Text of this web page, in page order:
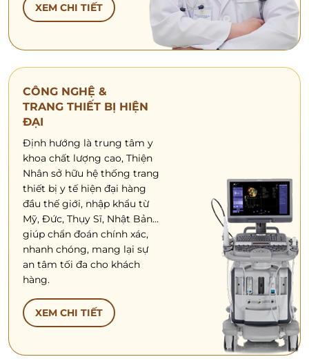
XEM CHI TIẾT
CÔNG NGHỆ &
TRANG THIẾT BỊ HIỆN
ĐẠI
Định hướng là trung tâm y
khoa chất lượng cao, Thiện
Nhân sở hữu hệ thống trang
thiết bị y tế hiện đại hàng
đầu thế giới, nhập khẩu từ
Mỹ, Đức, Thụy Sĩ, Nhật Bản…
giúp chẩn đoán chính xác,
nhanh chóng, mang lại sự
an tâm tối đa cho khách
hàng.
XEM CHI TIẾT